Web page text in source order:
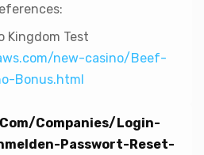
Kingdom Test
new-casino/Beef-
Bonus.html
companies/login-
Passwort-Reset-